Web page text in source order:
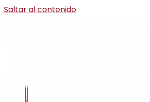
Saltar al contenido